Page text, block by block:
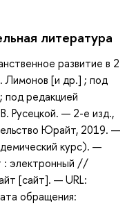
литература
развитие в 2
Лимонов [и др.] ; под
редакцией
Русецкой. — 2-е изд.,
Юрайт, 2019. —
курс). —
: электронный //
[сайт]. — URL:
обращения: